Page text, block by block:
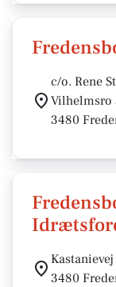
c/o. Rene
Vilhelmsro
3480
Kastanievej
3480